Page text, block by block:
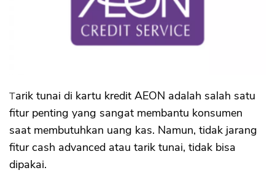
Kredit Usaha
Pinjaman Online
Bank Digital
Crypto
Exchange
Tarik tunai di kartu kredit AEON adalah salah satu
fitur penting yang sangat membantu konsumen
saat membutuhkan uang kas. Namun, tidak jarang
fitur cash advanced atau tarik tunai, tidak bisa
dipakai.